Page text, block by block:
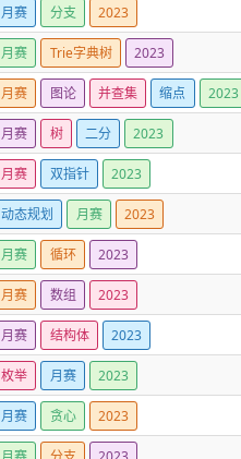
月赛 分支 2023
月赛 Trie字典树 2023
月赛 图论 并查集 缩点 2023
月赛 树 二分 2023
月赛 双指针 2023
动态规划 月赛 2023
月赛 循环 2023
月赛 数组 2023
月赛 结构体 2023
枚举 月赛 2023
月赛 贪心 2023